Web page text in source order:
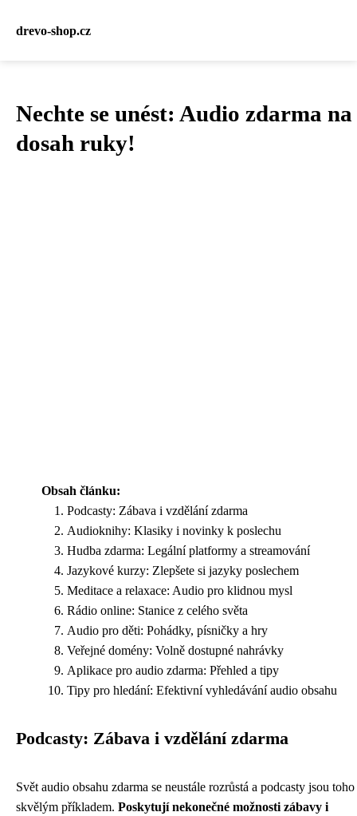
drevo-shop.cz
Nechte se unést: Audio zdarma na
dosah ruky!
Obsah článku:
Podcasty: Zábava i vzdělání zdarma
Audioknihy: Klasiky i novinky k poslechu
Hudba zdarma: Legální platformy a streamování
Jazykové kurzy: Zlepšete si jazyky poslechem
Meditace a relaxace: Audio pro klidnou mysl
Rádio online: Stanice z celého světa
Audio pro děti: Pohádky, písničky a hry
Veřejné domény: Volně dostupné nahrávky
Aplikace pro audio zdarma: Přehled a tipy
Tipy pro hledání: Efektivní vyhledávání audio obsahu
Podcasty: Zábava i vzdělání zdarma
Svět audio obsahu zdarma se neustále rozrůstá a podcasty jsou toho
skvělým příkladem. Poskytují nekonečné možnosti zábavy i